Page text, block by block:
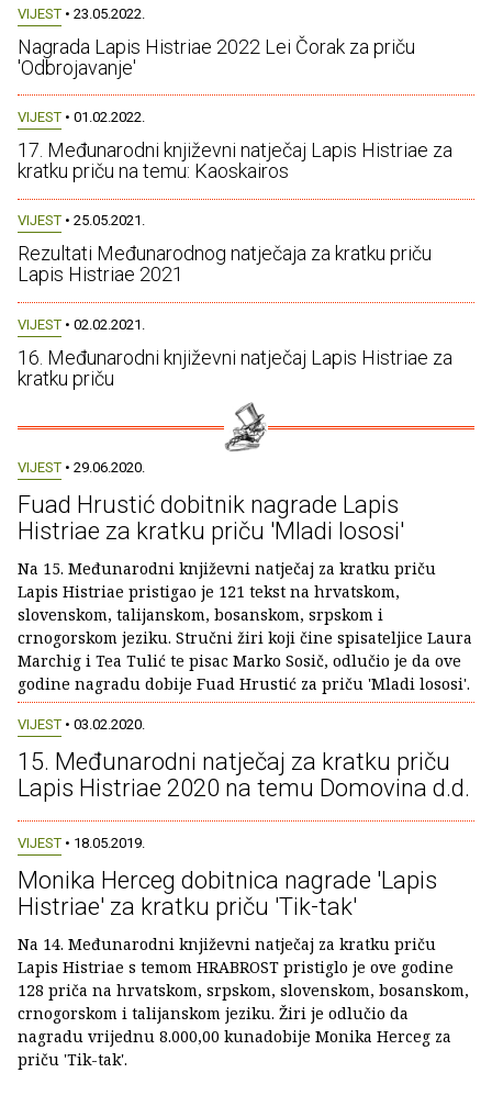
VIJEST • 23.05.2022.
Nagrada Lapis Histriae 2022 Lei Čorak za priču
'Odbrojavanje'
VIJEST • 01.02.2022.
17. Međunarodni književni natječaj Lapis Histriae za
kratku priču na temu: Kaoskairos
VIJEST • 25.05.2021.
Rezultati Međunarodnog natječaja za kratku priču
Lapis Histriae 2021
VIJEST • 02.02.2021.
16. Međunarodni književni natječaj Lapis Histriae za
kratku priču
VIJEST • 29.06.2020.
Fuad Hrustić dobitnik nagrade Lapis
Histriae za kratku priču 'Mladi lososi'
Na 15. Međunarodni književni natječaj za kratku priču
Lapis Histriae pristigao je 121 tekst na hrvatskom,
slovenskom, talijanskom, bosanskom, srpskom i
crnogorskom jeziku. Stručni žiri koji čine spisateljice Laura
Marchig i Tea Tulić te pisac Marko Sosič, odlučio je da ove
godine nagradu dobije Fuad Hrustić za priču 'Mladi lososi'.
VIJEST • 03.02.2020.
15. Međunarodni natječaj za kratku priču
Lapis Histriae 2020 na temu Domovina d.d.
VIJEST • 18.05.2019.
Monika Herceg dobitnica nagrade 'Lapis
Histriae' za kratku priču 'Tik-tak'
Na 14. Međunarodni književni natječaj za kratku priču
Lapis Histriae s temom HRABROST pristiglo je ove godine
128 priča na hrvatskom, srpskom, slovenskom, bosanskom,
crnogorskom i talijanskom jeziku. Žiri je odlučio da
nagradu vrijednu 8.000,00 kunadobije Monika Herceg za
priču 'Tik-tak'.